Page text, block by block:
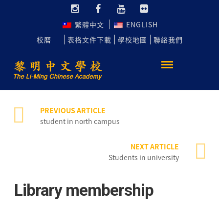
繁體中文
ENGLISH
校曆
表格文件下載 學校地圖 聯絡我們
PREVIOUS ARTICLE
student in north campus
NEXT ARTICLE
Students in university
Library membership